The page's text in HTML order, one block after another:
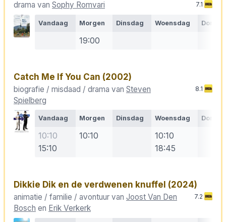
drama van Sophy Romvari 7.1
Vandaag Morgen Dinsdag Woensdag
19:00
Catch Me If You Can (2002)
biografie / misdaad / drama van Steven
Spielberg
8.1
Vandaag Morgen Dinsdag Woensdag
10:10
15:10
10:10
10:10
18:45
Dikkie Dik en de verdwenen knuffel (2024)
animatie / familie / avontuur van Joost Van Den
Bosch en Erik Verkerk
7.2